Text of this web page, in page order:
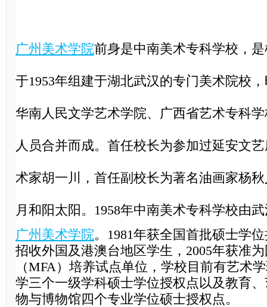
广州美术学院前身是中南美术专科学校，
于1953年组建于湖北武汉的专门美术院校
华南人民文学艺术学院、广西省艺术专科
人员合并而成。首任校长为参加过延安文
术家胡一川，首任副校长为著名油画家杨
月和阳太阳。1958年中南美术专科学校由
广州美术学院。1981年获全国首批硕士学
招收外国及港澳台地区学生，2005年获准
（MFA）培养试点单位，学校目前有艺术
学三个一级学科硕士学位授权点以及教育
物与博物馆四个专业学位硕士授权点。